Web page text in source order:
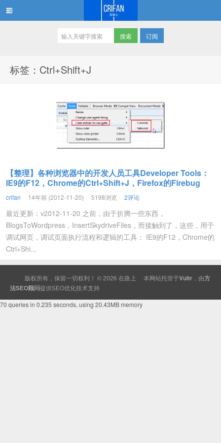
订阅
标签：Ctrl+Shift+J
【整理】各种浏览器中的开发人员工具Developer Tools：
IE9的F12，Chrome的Ctrl+Shift+J，Firefox的Firebug
crifan 14年前 (2012-11-20) 5198浏览 2评论
最近更新：v2012-11-20 之前，由于折腾一些东西，
BlogsToWordpress，InsertSkydriveFiles，而接触到了，这些，用于
调试网页，调试页面执行流程和逻辑的工具： IE9的F12，Chrome的
Ctrl+Shi...
版权所有，保留一切权利！ © 2026 在路上 本网站托管于Vultr ，由方
法SEO顾问提供SEO优化技术支持
70 queries in 0.235 seconds, using 20.43MB memory